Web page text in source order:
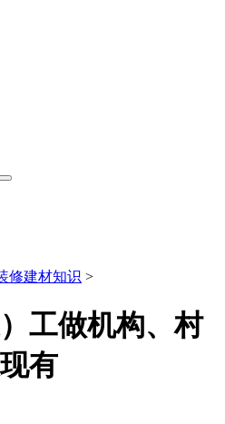
修建材知识 >
工做机构、村
有